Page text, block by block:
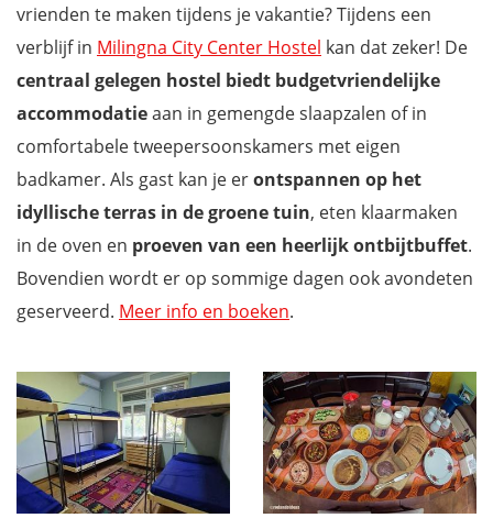
vrienden te maken tijdens je vakantie? Tijdens een
verblijf in Milingna City Center Hostel kan dat zeker! De
centraal gelegen hostel biedt budgetvriendelijke
accommodatieaan in gemengde slaapzalen of in
comfortabele tweepersoonskamers met eigen
badkamer. Als gast kan je erontspannen op het
idyllische terras in de groene tuin, eten klaarmaken
in de oven en proeven van een heerlijk ontbijtbuffet.
Bovendien wordt er op sommige dagen ook avondeten
geserveerd. Meer info en boeken.